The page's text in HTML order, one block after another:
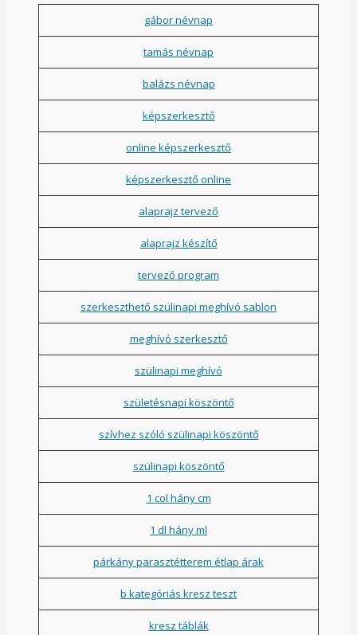
gábor névnap
tamás névnap
balázs névnap
képszerkesztő
online képszerkesztő
képszerkesztő online
alaprajz tervező
alaprajz készítő
tervező program
szerkeszthető szülinapi meghívó sablon
meghívó szerkesztő
szülinapi meghívó
születésnapi köszöntő
szívhez szóló szülinapi köszöntő
szülinapi köszöntő
1 col hány cm
1 dl hány ml
párkány parasztétterem étlap árak
b kategóriás kresz teszt
kresz táblák